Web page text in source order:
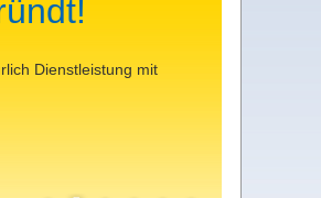
Sie für
zur ersten